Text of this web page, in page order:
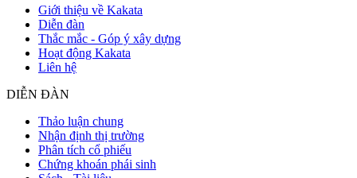
Giới thiệu về Kakata
Diễn đàn
Thắc mắc - Góp ý xây dựng
Hoạt động Kakata
Liên hệ
DIỄN ĐÀN
Thảo luận chung
Nhận định thị trường
Phân tích cổ phiếu
Chứng khoán phái sinh